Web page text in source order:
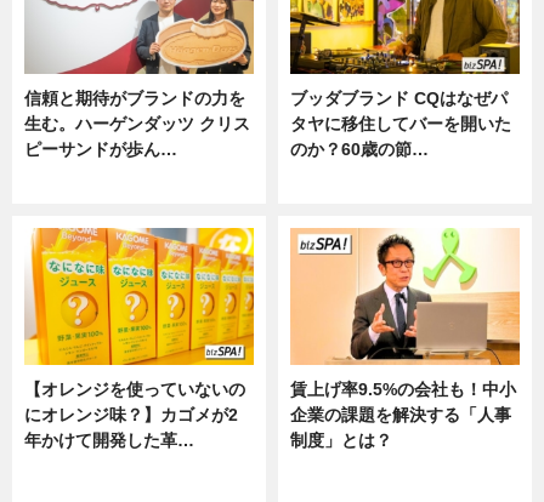
信頼と期待がブランドの力を
生む。ハーゲンダッツ クリス
ピーサンドが歩ん…
ブッダブランド CQはなぜパ
タヤに移住してバーを開いた
のか？60歳の節…
【オレンジを使っていないの
にオレンジ味？】カゴメが2
年かけて開発した革…
賃上げ率9.5%の会社も！中小
企業の課題を解決する「人事
制度」とは？